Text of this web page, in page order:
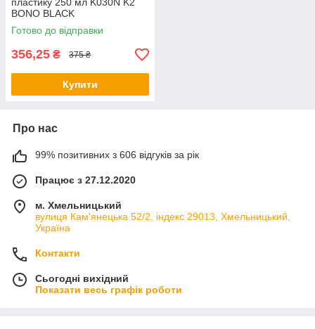
BONO BLACK
Готово до відправки
356,25 ₴ 375 ₴
Купити
Про нас
99% позитивних з 606 відгуків за рік
Працює з 27.12.2020
м. Хмельницький
вулиця Кам'янецька 52/2, індекс 29013, Хмельницький,
Україна
Контакти
Сьогодні вихідний
Показати весь графік роботи